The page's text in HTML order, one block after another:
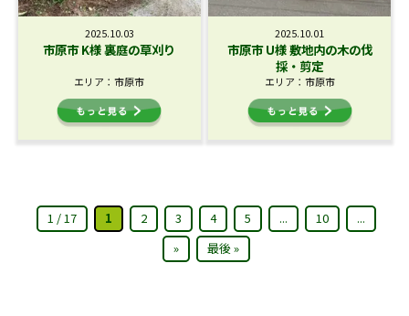
2025.10.03
市原市 K様 裏庭の草刈り
エリア：市原市
2025.10.01
市原市 U様 敷地内の木の伐
採・剪定
エリア：市原市
1 / 17 1 2 3 4 5 ... 10
...
»
最後 »